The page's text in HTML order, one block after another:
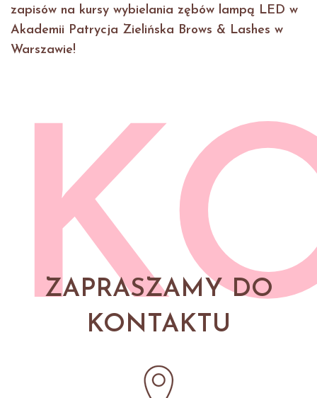
zapisów na kursy wybielania zębów lampą LED w
Akademii Patrycja Zielińska Brows & Lashes w
Warszawie!
ZAPRASZAMY DO
KONTAKTU